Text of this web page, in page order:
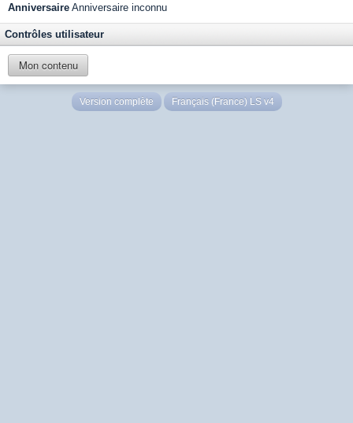
Anniversaire Anniversaire inconnu
Contrôles utilisateur
Mon contenu
Version complète Français (France) LS v4